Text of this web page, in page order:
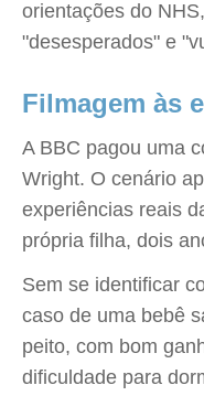
orientações do
"desesperados" e
Filmagem às
A BBC pagou uma
Wright. O cenário
experiências reais
própria filha, dois
Sem se identificar
caso de uma bebê
peito, com bom
dificuldade para